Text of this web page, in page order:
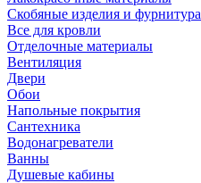
Скобяные изделия и фурнитура
Все для кровли
Отделочные материалы
Вентиляция
Двери
Обои
Напольные покрытия
Сантехника
Водонагреватели
Ванны
Душевые кабины